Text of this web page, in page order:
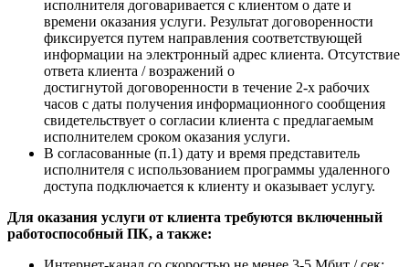
исполнителя договаривается с клиентом о дате и
времени оказания услуги. Результат договоренности
фиксируется путем направления соответствующей
информации на электронный адрес клиента. Отсутствие
ответа клиента / возражений о
достигнутой договоренности в течение 2-х рабочих
часов с даты получения информационного сообщения
свидетельствует о согласии клиента с предлагаемым
исполнителем сроком оказания услуги.
В согласованные (п.1) дату и время представитель
исполнителя с использованием программы удаленного
доступа подключается к клиенту и оказывает услугу.
Для оказания услуги от клиента требуются включенный
работоспособный ПК, а также: